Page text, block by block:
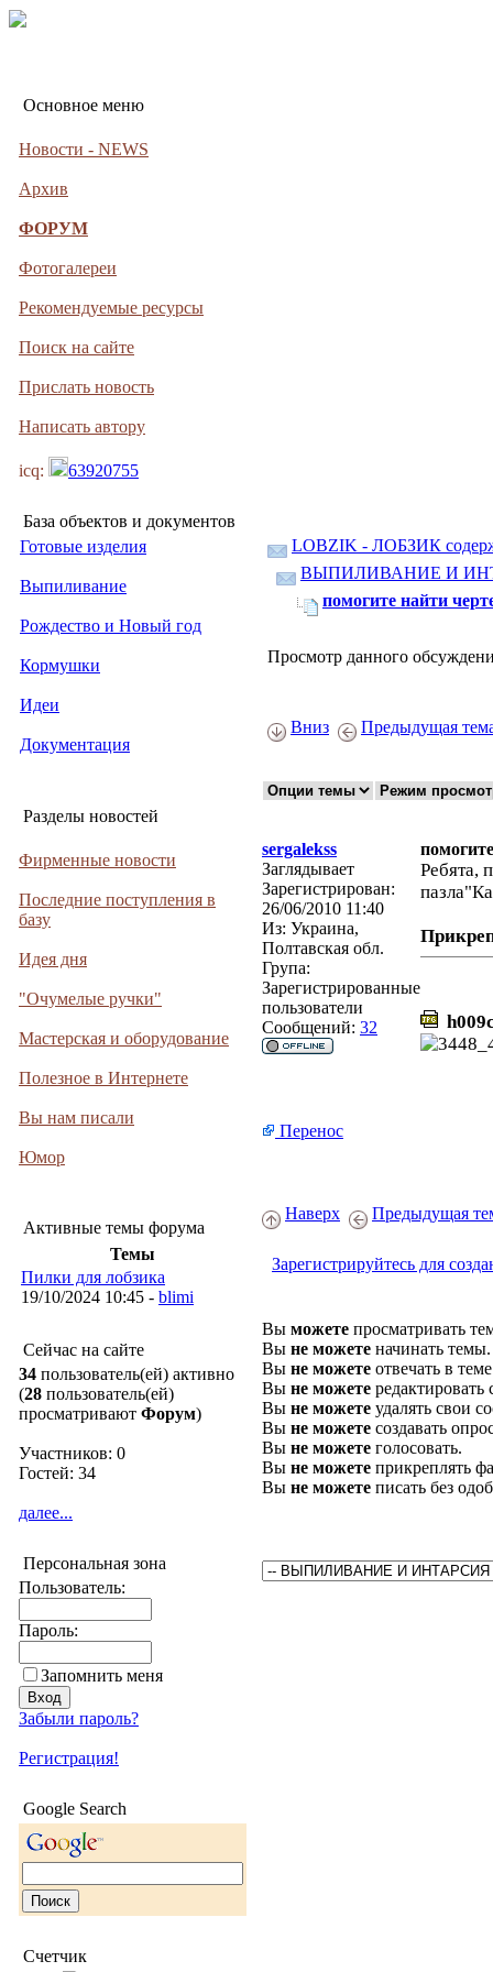
Основное меню
Новости - NEWS
Архив
ФОРУМ
Фотогалереи
Рекомендуемые ресурсы
Поиск на сайте
Прислать новость
Написать автору
icq: 63920755
База объектов и документов
Готовые изделия
Выпиливание
Рождество и Новый год
Кормушки
Идеи
Документация
Разделы новостей
Фирменные новости
Последние поступления в
базу
Идея дня
"Очумелые ручки"
Мастерская и оборудование
Полезное в Интернете
Вы нам писали
Юмор
Активные темы форума
Темы
Пилки для лобзика
19/10/2024 10:45 - blimi
Сейчас на сайте
34 пользователь(ей) активно
(28 пользователь(ей)
просматривают Форум)
Участников: 0
Гостей: 34
далее...
Персональная зона
Пользователь:
Пароль:
Запомнить меня
Забыли пароль?
Регистрация!
Google Search
Счетчик
LOBZIK - ЛОБЗИК
ВЫПИЛИВАНИЕ И
помогите найти
Просмотр данного
Вниз Предыдущая
sergalekss
Заглядывает
Зарегистрирован:
26/06/2010 11:40
Из: Украина,
Полтавская обл.
Група:
Зарегистрированные
пользователи
Сообщений: 32
Ребята,
Перенос
Наверх Предыдущая
Зарегистрируйтесь для
Вы можете просматривать
Вы не можете начинать темы.
Вы не можете отвечать в
Вы не можете
Вы не можете удалять свои
Вы не можете создавать
Вы не можете голосовать.
Вы не можете прикреплять
Вы не можете писать без